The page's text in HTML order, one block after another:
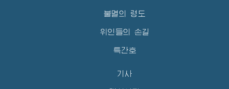
불멸의 령도
위인들의 손길
특간호
기사